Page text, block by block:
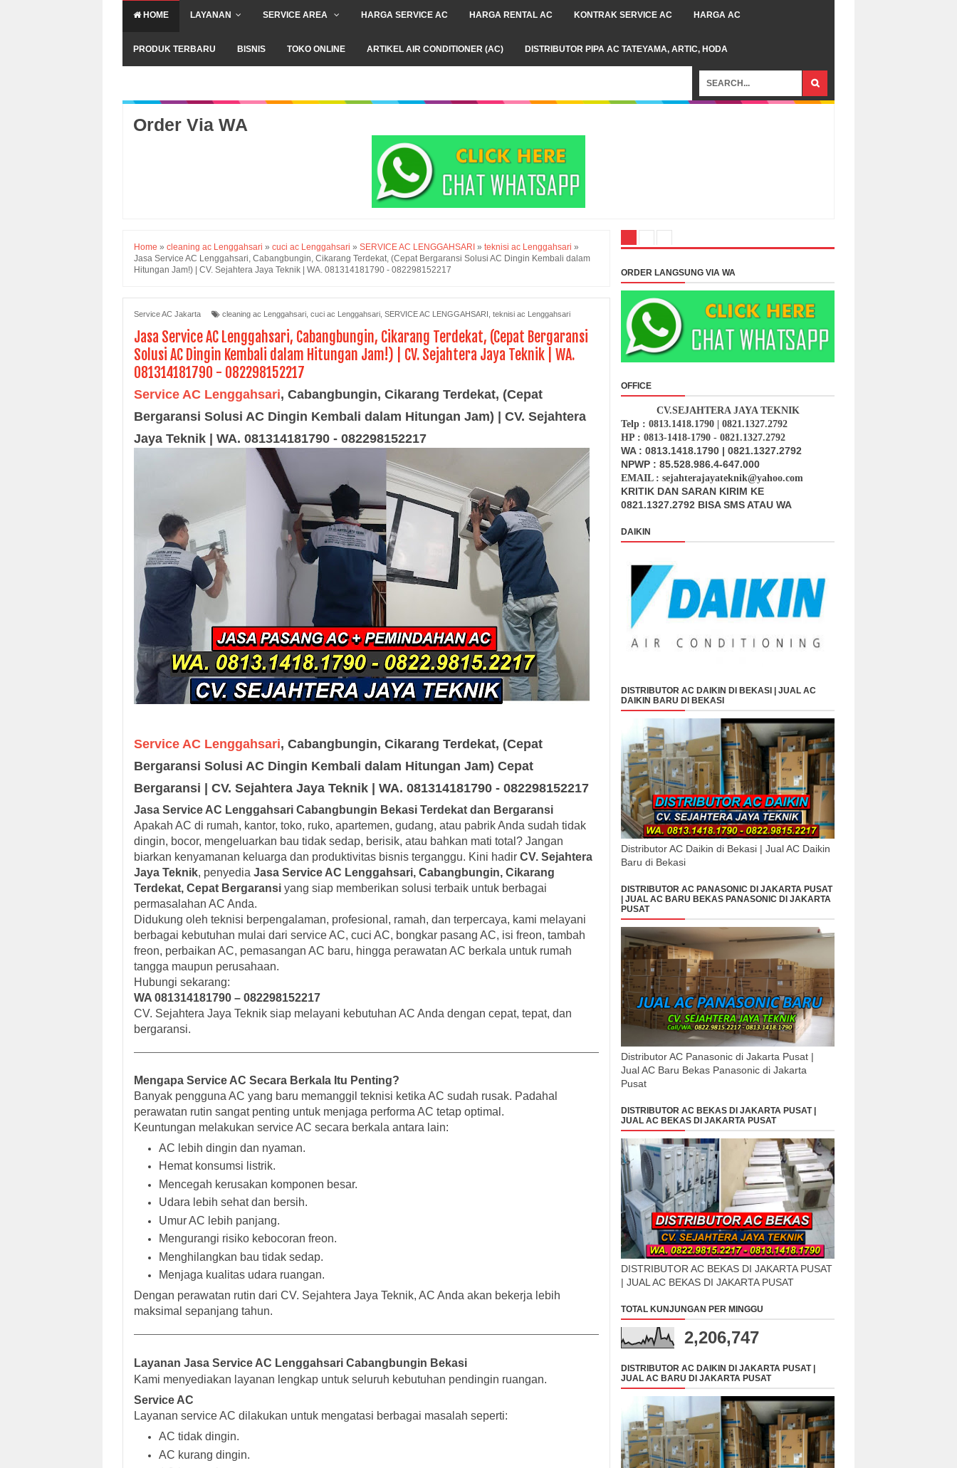
HOME LAYANAN SERVICE AREA HARGA SERVICE AC HARGA RENTAL AC KONTRAK SERVICE AC HARGA AC
PRODUK TERBARU BISNIS TOKO ONLINE ARTIKEL AIR CONDITIONER (AC) DISTRIBUTOR PIPA AC TATEYAMA, ARTIC, HODA
Order Via WA
Home » cleaning ac Lenggahsari » cuci ac Lenggahsari » SERVICE AC LENGGAHSARI » teknisi ac Lenggahsari »
Jasa Service AC Lenggahsari, Cabangbungin, Cikarang Terdekat, (Cepat Bergaransi Solusi AC Dingin Kembali dalam
Hitungan Jam!) | CV. Sejahtera Jaya Teknik | WA. 081314181790 - 082298152217
Service AC Jakarta cleaning ac Lenggahsari cuci ac Lenggahsari SERVICE AC LENGGAHSARI teknisi ac Lenggahsari
Jasa Service AC Lenggahsari, Cabangbungin, Cikarang Terdekat, (Cepat Bergaransi
Solusi AC Dingin Kembali dalam Hitungan Jam!) | CV. Sejahtera Jaya Teknik | WA.
081314181790 - 082298152217
Service AC Lenggahsari, Cabangbungin, Cikarang Terdekat, (Cepat
Bergaransi Solusi AC Dingin Kembali dalam Hitungan Jam) | CV. Sejahtera
Jaya Teknik | WA. 081314181790 - 082298152217
Service AC Lenggahsari, Cabangbungin, Cikarang Terdekat, (Cepat
Bergaransi Solusi AC Dingin Kembali dalam Hitungan Jam) Cepat
Bergaransi | CV. Sejahtera Jaya Teknik | WA. 081314181790 - 082298152217
Jasa Service AC Lenggahsari Cabangbungin Bekasi Terdekat dan Bergaransi
Apakah AC di rumah, kantor, toko, ruko, apartemen, gudang, atau pabrik Anda sudah tidak
dingin, bocor, mengeluarkan bau tidak sedap, berisik, atau bahkan mati total? Jangan
biarkan kenyamanan keluarga dan produktivitas bisnis terganggu. Kini hadir CV. Sejahtera
Jaya Teknik, penyedia Jasa Service AC Lenggahsari, Cabangbungin, Cikarang
Terdekat, Cepat Bergaransi yang siap memberikan solusi terbaik untuk berbagai
permasalahan AC Anda.
Didukung oleh teknisi berpengalaman, profesional, ramah, dan terpercaya, kami melayani
berbagai kebutuhan mulai dari service AC, cuci AC, bongkar pasang AC, isi freon, tambah
freon, perbaikan AC, pemasangan AC baru, hingga perawatan AC berkala untuk rumah
tangga maupun perusahaan.
Hubungi sekarang:
WA 081314181790 – 082298152217
CV. Sejahtera Jaya Teknik siap melayani kebutuhan AC Anda dengan cepat, tepat, dan
bergaransi.
Mengapa Service AC Secara Berkala Itu Penting?
Banyak pengguna AC yang baru memanggil teknisi ketika AC sudah rusak. Padahal
perawatan rutin sangat penting untuk menjaga performa AC tetap optimal.
Keuntungan melakukan service AC secara berkala antara lain:
AC lebih dingin dan nyaman.
Hemat konsumsi listrik.
Mencegah kerusakan komponen besar.
Udara lebih sehat dan bersih.
Umur AC lebih panjang.
Mengurangi risiko kebocoran freon.
Menghilangkan bau tidak sedap.
Menjaga kualitas udara ruangan.
Dengan perawatan rutin dari CV. Sejahtera Jaya Teknik, AC Anda akan bekerja lebih
maksimal sepanjang tahun.
Layanan Jasa Service AC Lenggahsari Cabangbungin Bekasi
Kami menyediakan layanan lengkap untuk seluruh kebutuhan pendingin ruangan.
Service AC
Layanan service AC dilakukan untuk mengatasi berbagai masalah seperti:
AC tidak dingin.
AC kurang dingin.
ORDER LANGSUNG VIA WA
OFFICE
CV.SEJAHTERA JAYA TEKNIK
Telp : 0813.1418.1790 | 0821.1327.2792
HP : 0813-1418-1790 - 0821.1327.2792
WA : 0813.1418.1790 | 0821.1327.2792
NPWP : 85.528.986.4-647.000
EMAIL : sejahterajayateknik@yahoo.com
KRITIK DAN SARAN KIRIM KE
0821.1327.2792 BISA SMS ATAU WA
DAIKIN
DISTRIBUTOR AC DAIKIN DI BEKASI | JUAL AC
DAIKIN BARU DI BEKASI
Distributor AC Daikin di Bekasi | Jual AC Daikin
Baru di Bekasi
DISTRIBUTOR AC PANASONIC DI JAKARTA PUSAT
| JUAL AC BARU BEKAS PANASONIC DI JAKARTA
PUSAT
Distributor AC Panasonic di Jakarta Pusat |
Jual AC Baru Bekas Panasonic di Jakarta
Pusat
DISTRIBUTOR AC BEKAS DI JAKARTA PUSAT |
JUAL AC BEKAS DI JAKARTA PUSAT
DISTRIBUTOR AC BEKAS DI JAKARTA PUSAT
| JUAL AC BEKAS DI JAKARTA PUSAT
TOTAL KUNJUNGAN PER MINGGU
2,206,747
DISTRIBUTOR AC DAIKIN DI JAKARTA PUSAT |
JUAL AC BARU DI JAKARTA PUSAT